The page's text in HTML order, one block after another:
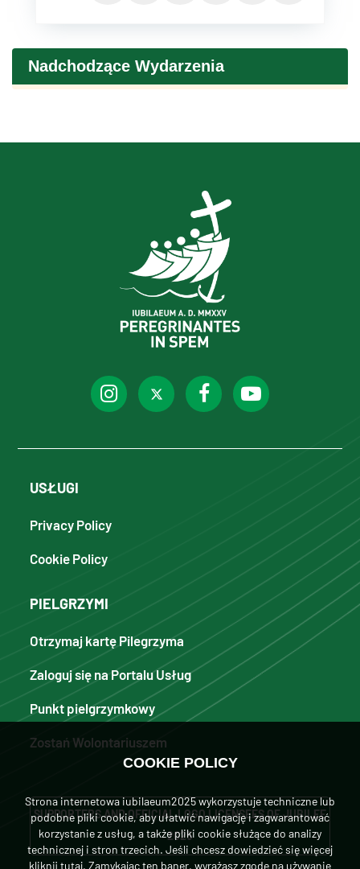
Nadchodzące Wydarzenia
USŁUGI
Privacy Policy
Cookie Policy
PIELGRZYMI
Otrzymaj kartę Pilegrzyma
Zaloguj się na Portalu Usług
Punkt pielgrzymkowy
Zostań Wolontariuszem
SUPPORTERS AND OFFICIAL LOGO LICENSEES OF JUBILEE
2025
COOKIE POLICY
Strona internetowa iubilaeum2025 wykorzystuje techniczne lub
podobne pliki cookie, aby ułatwić nawigację i zagwarantować
korzystanie z usług, a także pliki cookie służące do analizy
technicznej i stron trzecich. Jeśli chcesz dowiedzieć się więcej
kliknij tutaj. Zamykając ten baner, wyrażasz zgodę na używanie